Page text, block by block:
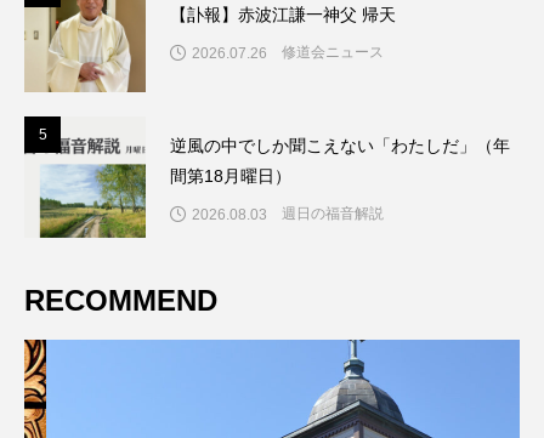
【訃報】赤波江謙一神父 帰天
2026.07.26 修道会ニュース
5
逆風の中でしか聞こえない「わたしだ」（年
間第18月曜日）
2026.08.03 週日の福音解説
RECOMMEND